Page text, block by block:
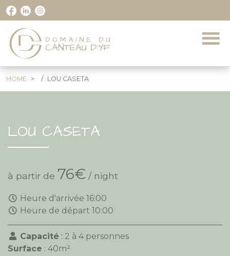
HOME LOU CASETA
LOU CASETA
à partir de 76€ / night
Heure d'arrivée 16:00
Heure de départ 10:00
Capacité : 2 à 4 personnes
Surface : 40m²